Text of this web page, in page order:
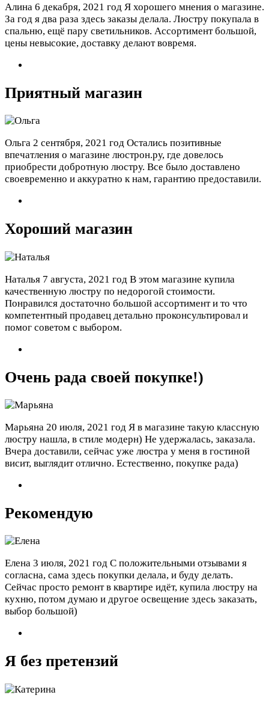
Алина 6 декабря, 2021 год Я хорошего мнения о магазине.
За год я два раза здесь заказы делала. Люстру покупала в
спальню, ещё пару светильников. Ассортимент большой,
цены невысокие, доставку делают вовремя.
Приятный магазин
Ольга 2 сентября, 2021 год Остались позитивные
впечатления о магазине люстрон.ру, где довелось
приобрести добротную люстру. Все было доставлено
своевременно и аккуратно к нам, гарантию предоставили.
Хороший магазин
Наталья 7 августа, 2021 год В этом магазине купила
качественную люстру по недорогой стоимости.
Понравился достаточно большой ассортимент и то что
компетентный продавец детально проконсультировал и
помог советом с выбором.
Очень рада своей покупке!)
Марьяна 20 июля, 2021 год Я в магазине такую классную
люстру нашла, в стиле модерн) Не удержалась, заказала.
Вчера доставили, сейчас уже люстра у меня в гостиной
висит, выглядит отлично. Естественно, покупке рада)
Рекомендую
Елена 3 июля, 2021 год С положительными отзывами я
согласна, сама здесь покупки делала, и буду делать.
Сейчас просто ремонт в квартире идёт, купила люстру на
кухню, потом думаю и другое освещение здесь заказать,
выбор большой)
Я без претензий